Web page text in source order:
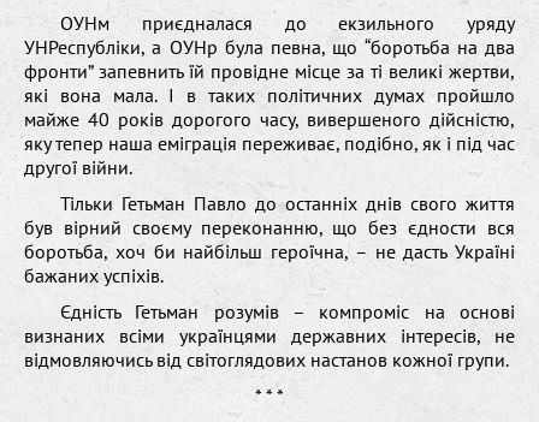
ОУНм приєдналася до екзильного уряду
УНРеспубліки, а ОУНр була певна, що “боротьба на два
фронти” запевнить їй провідне місце за ті великі жертви,
які вона мала. І в таких політичних думах пройшло
майже 40 років дорогого часу, вивершеного дійсністю,
яку тепер наша еміграція переживає, подібно, як і під час
другої війни.
Тільки Гетьман Павло до останніх днів свого життя
був вірний своєму переконанню, що без єдности вся
боротьба, хоч би найбільш героїчна, – не дасть Україні
бажаних успіхів.
Єдність Гетьман розумів – компроміс на основі
визнаних всіми українцями державних інтересів, не
відмовляючись від світоглядових настанов кожної групи.
* * *